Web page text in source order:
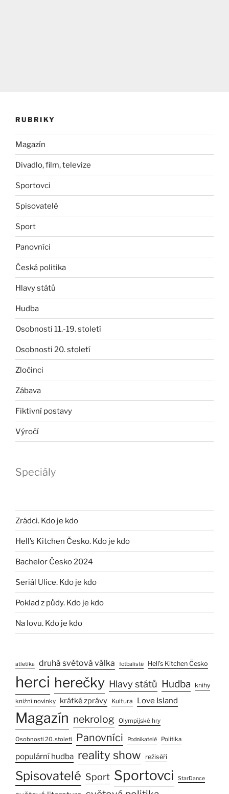
RUBRIKY
Magazín
Divadlo, film, televize
Sportovci
Spisovatelé
Sport
Panovníci
Česká politika
Hlavy států
Hudba
Osobnosti 11.-19. století
Osobnosti 20. století
Zločinci
Zábava
Fiktivní postavy
Výročí
Speciály
Zrádci. Kdo je kdo
Hell’s Kitchen Česko. Kdo je kdo
Bachelor Česko 2024
Seriál Ulice. Kdo je kdo
Poklad z půdy. Kdo je kdo
Na lovu. Kdo je kdo
atletika druhá světová válka fotbalisté Hell’s Kitchen Česko
herci herečky Hlavy států Hudba knihy
knižní novinky krátké zprávy Kultura Love Island
Magazín nekrolog Olympijské hry
Osobnosti 20. století Panovníci Podnikatelé Politika
populární hudba reality show režiséři
Spisovatelé Sport Sportovci StarDance